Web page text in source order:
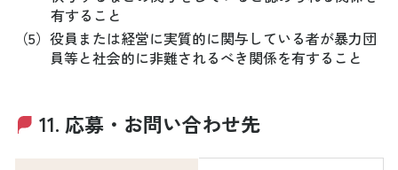
有すること
（5） 役員または経営に実質的に関与している者が暴力団
員等と社会的に非難されるべき関係を有すること
11. 応募・お問い合わせ先